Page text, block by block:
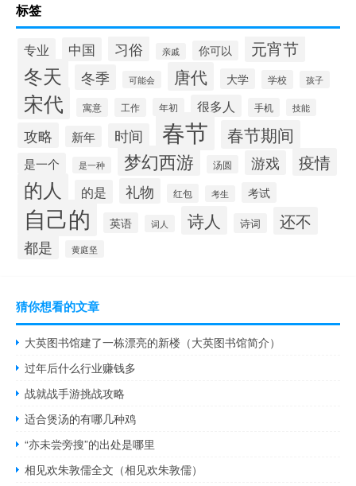
标签
专业 中国 习俗 亲戚 你可以 元宵节
冬天 冬季 可能会 唐代 大学 学校 孩子
宋代 寓意 工作 年初 很多人 手机 技能
攻略 新年 时间 春节 春节期间
是一个 是一种 梦幻西游 汤圆 游戏 疫情
的人 的是 礼物 红包 考生 考试
自己的 英语 词人 诗人 诗词 还不
都是 黄庭坚
猜你想看的文章
大英图书馆建了一栋漂亮的新楼（大英图书馆简介）
过年后什么行业赚钱多
战就战手游挑战攻略
适合煲汤的有哪几种鸡
“亦未尝旁搜”的出处是哪里
相见欢朱敦儒全文（相见欢朱敦儒）